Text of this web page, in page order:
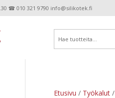
☎ 010 321 9790 info@silikotek.fi
Etusivu / Työkalut/